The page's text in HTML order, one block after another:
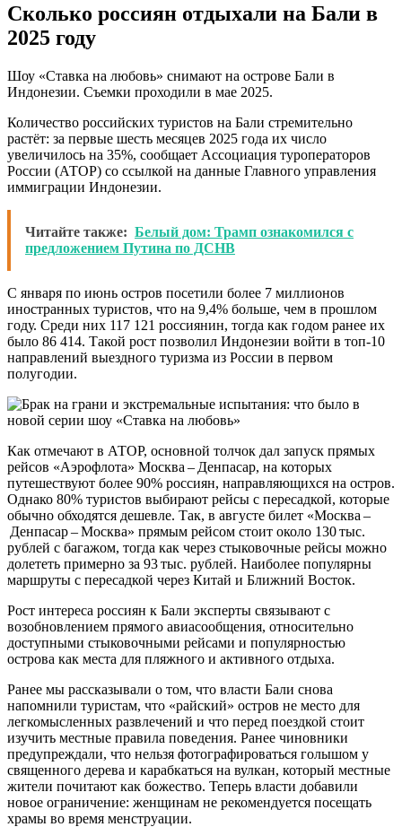
Сколько россиян отдыхали на Бали в
2025 году
Шоу «Ставка на любовь» снимают на острове Бали в
Индонезии. Съемки проходили в мае 2025.
Количество российских туристов на Бали стремительно
растёт: за первые шесть месяцев 2025 года их число
увеличилось на 35%, сообщает Ассоциация туроператоров
России (АТОР) со ссылкой на данные Главного управления
иммиграции Индонезии.
Читайте также: Белый дом: Трамп ознакомился с
предложением Путина по ДСНВ
С января по июнь остров посетили более 7 миллионов
иностранных туристов, что на 9,4% больше, чем в прошлом
году. Среди них 117 121 россиянин, тогда как годом ранее их
было 86 414. Такой рост позволил Индонезии войти в топ-10
направлений выездного туризма из России в первом
полугодии.
Как отмечают в АТОР, основной толчок дал запуск прямых
рейсов «Аэрофлота» Москва – Денпасар, на которых
путешествуют более 90% россиян, направляющихся на остров.
Однако 80% туристов выбирают рейсы с пересадкой, которые
обычно обходятся дешевле. Так, в августе билет «Москва –
Денпасар – Москва» прямым рейсом стоит около 130 тыс.
рублей с багажом, тогда как через стыковочные рейсы можно
долететь примерно за 93 тыс. рублей. Наиболее популярны
маршруты с пересадкой через Китай и Ближний Восток.
Рост интереса россиян к Бали эксперты связывают с
возобновлением прямого авиасообщения, относительно
доступными стыковочными рейсами и популярностью
острова как места для пляжного и активного отдыха.
Ранее мы рассказывали о том, что власти Бали снова
напомнили туристам, что «райский» остров не место для
легкомысленных развлечений и что перед поездкой стоит
изучить местные правила поведения. Ранее чиновники
предупреждали, что нельзя фотографироваться голышом у
священного дерева и карабкаться на вулкан, который местные
жители почитают как божество. Теперь власти добавили
новое ограничение: женщинам не рекомендуется посещать
храмы во время менструации.